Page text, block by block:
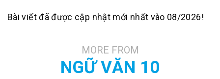
Bài viết đã được cập nhật mới nhất vào 08/2026!
MORE FROM
NGỮ VĂN 10